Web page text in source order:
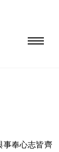
事奉心志皆齊